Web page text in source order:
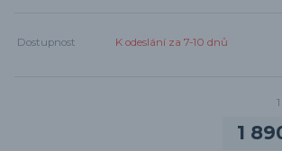
Dostupnost K odeslání za 7-10 dnů
1